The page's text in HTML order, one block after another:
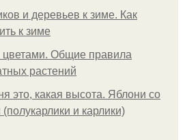
и деревьев к зиме. Как
к зиме
цветами. Общие правила
растений
это, какая высота. Яблони со
и карлики)